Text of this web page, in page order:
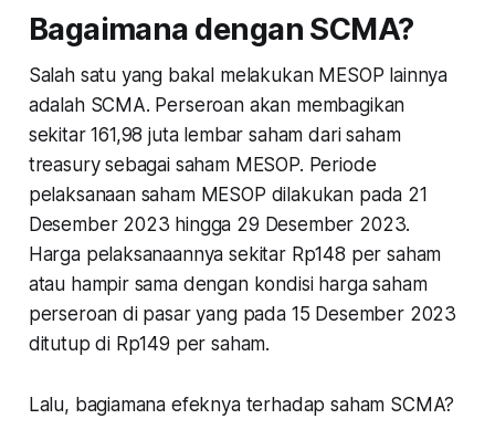
Bagaimana dengan SCMA?
Salah satu yang bakal melakukan MESOP lainnya
adalah SCMA. Perseroan akan membagikan
sekitar 161,98 juta lembar saham dari saham
treasury sebagai saham MESOP. Periode
pelaksanaan saham MESOP dilakukan pada 21
Desember 2023 hingga 29 Desember 2023.
Harga pelaksanaannya sekitar Rp148 per saham
atau hampir sama dengan kondisi harga saham
perseroan di pasar yang pada 15 Desember 2023
ditutup di Rp149 per saham.
Lalu, bagiamana efeknya terhadap saham SCMA?